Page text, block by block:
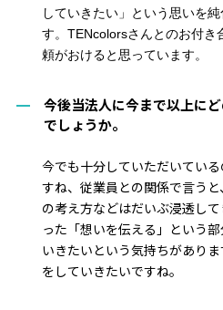
していきたい」という思いを
す。 TENcolorsさんとのお付き
頼がおけると思っています。
今後当法人に今まで以上に
でしょうか。
今でも十分していただいてい
すね、従業員との関係で言う
の考え方などはだいぶ浸透し
った「想いを伝える」という
いきたいという気持ちがあり
をしていきたいですね。